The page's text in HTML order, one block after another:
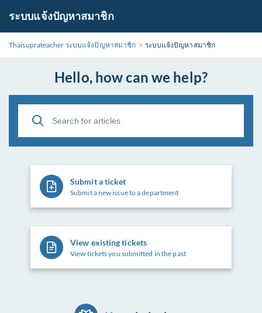
ระบบแจ้งปัญหาสมาชิก
Thaisuprateacher ระบบแจ้งปัญหาสมาชิก ระบบแจ้งปัญหาสมาชิก
Hello, how can we help?
Submit a ticket
Submit a new issue to a department
View existing tickets
View tickets you submitted in the past